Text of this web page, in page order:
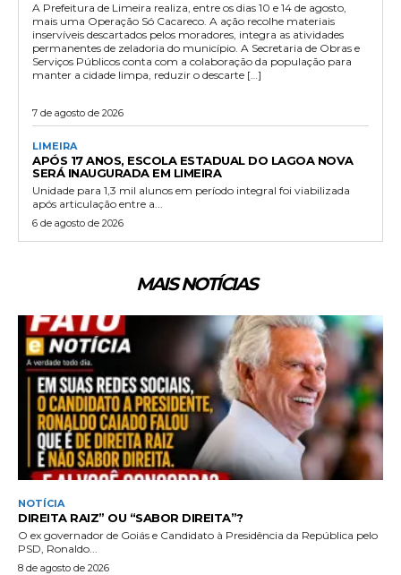
A Prefeitura de Limeira realiza, entre os dias 10 e 14 de agosto,
mais uma Operação Só Cacareco. A ação recolhe materiais
inservíveis descartados pelos moradores, integra as atividades
permanentes de zeladoria do município. A Secretaria de Obras e
Serviços Públicos conta com a colaboração da população para
manter a cidade limpa, reduzir o descarte […]
7 de agosto de 2026
LIMEIRA
APÓS 17 ANOS, ESCOLA ESTADUAL DO LAGOA NOVA
SERÁ INAUGURADA EM LIMEIRA
Unidade para 1,3 mil alunos em período integral foi viabilizada
após articulação entre a...
6 de agosto de 2026
MAIS NOTÍCIAS
NOTÍCIA
DIREITA RAIZ” OU “SABOR DIREITA”?
O ex governador de Goiás e Candidato à Presidência da República pelo
PSD, Ronaldo...
8 de agosto de 2026